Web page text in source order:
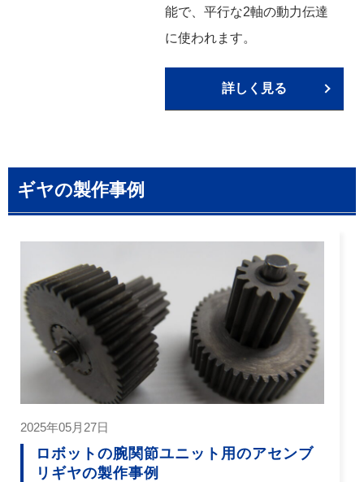
能で、平行な2軸の動力伝達
に使われます。
詳しく見る
ギヤの製作事例
2025年05月27日
ロボットの腕関節ユニット用のアセンブ
リギヤの製作事例